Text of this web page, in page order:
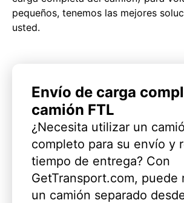
pequeños, tenemos las mejores
usted.
Envío de carga
camión FTL
¿Necesita utilizar un
completo para su envío y
tiempo de entrega? Con
GetTransport.com, puede
un camión separado